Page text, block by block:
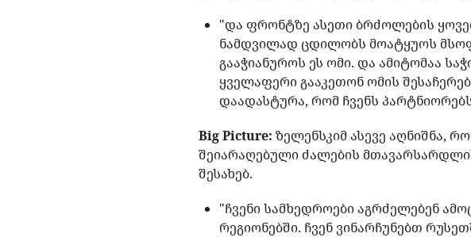
"და ფრონტზე ასეთი ბრძოლების
ნამდვილად ცდილობს მოატყუოს
გააჭიანუროს ეს ომი. და ამიტომაა
ყველაფერი გააკეთონ ომის
დაადასტურა, რომ ჩვენს
Big Picture: ზელენსკიმ ასევე აღნიშნა,
შეიარაღებული ძალების
შესახებ.
"ჩვენი სამხედროები აგრძელებენ
რეგიონებში. ჩვენ ვინარჩუნებთ